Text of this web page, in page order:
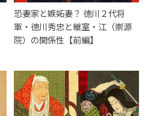
恐妻家と嫉妬妻？ 徳川２代将
軍・徳川秀忠と継室・江（崇源
院）の関係性【前編】